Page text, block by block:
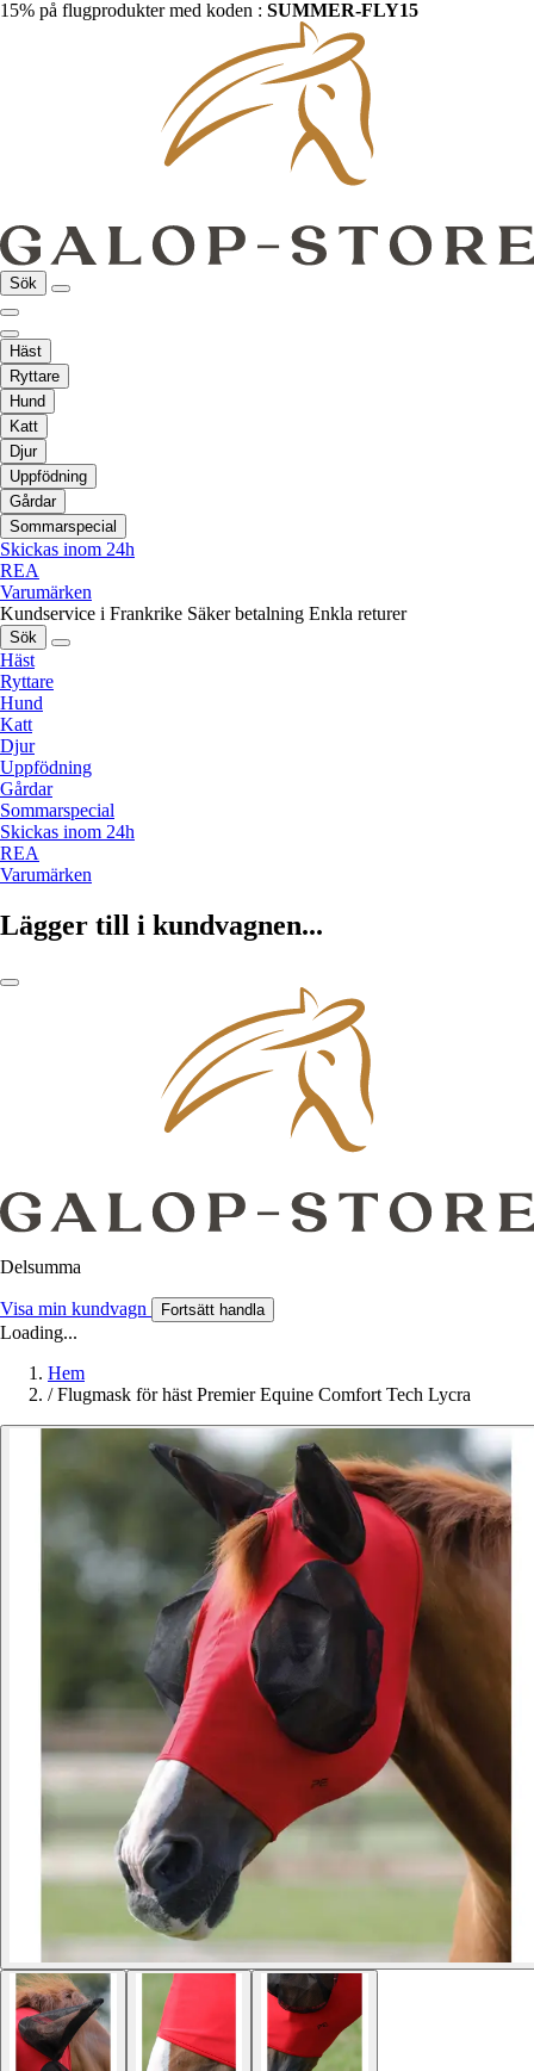
15% på flugprodukter med koden : SUMMER-FLY15
Sök
Häst
Ryttare
Hund
Katt
Djur
Uppfödning
Gårdar
Sommarspecial
Skickas inom 24h
REA
Varumärken
Kundservice i Frankrike Säker betalning Enkla returer
Sök
Häst
Ryttare
Hund
Katt
Djur
Uppfödning
Gårdar
Sommarspecial
Skickas inom 24h
REA
Varumärken
Lägger till i kundvagnen...
Delsumma
Visa min kundvagn Fortsätt handla
Loading...
Hem
/ Flugmask för häst Premier Equine Comfort Tech Lycra